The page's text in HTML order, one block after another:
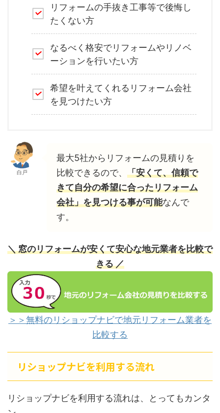
リフォームの手抜き工事等で後悔し
たくない方
なるべく格安でリフォームやリノベ
ーションを行いたい方
希望を叶えてくれるリフォーム会社
を見つけたい方
白戸
最大5社からリフォームの見積りを
比較できるので、 「安くて、信頼で
きて自分の希望に合ったリフォーム
会社」を見つける事が可能なんで
す。
＼ 窓のリフォームが安くて安心な地元業者を比較で
きる ／
＞＞無料のリショップナビで地元リフォーム業者を
比較する
リショップナビを利用する流れ
リショップナビを利用する流れは、とってもカンタ